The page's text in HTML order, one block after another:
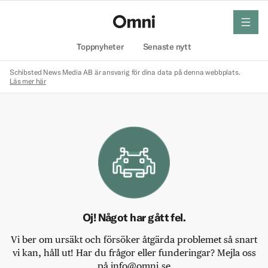
Toppnyheter Senaste nytt
meny
Schibsted News Media AB är ansvarig för dina data på denna webbplats.
Läs mer här
Oj! Något har gått fel.
Vi ber om ursäkt och försöker åtgärda problemet så snart
vi kan, håll ut! Har du frågor eller funderingar? Mejla oss